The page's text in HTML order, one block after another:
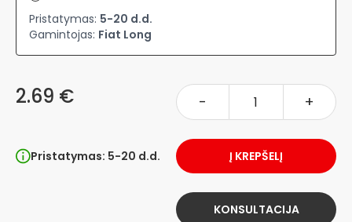
Pristatymas: 5-20 d.d.
Gamintojas: Fiat Long
2.69 € - +
Pristatymas: 5-20 d.d. Į KREPŠELĮ
KONSULTACIJA